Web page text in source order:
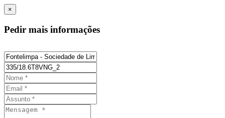
×
Pedir mais informações